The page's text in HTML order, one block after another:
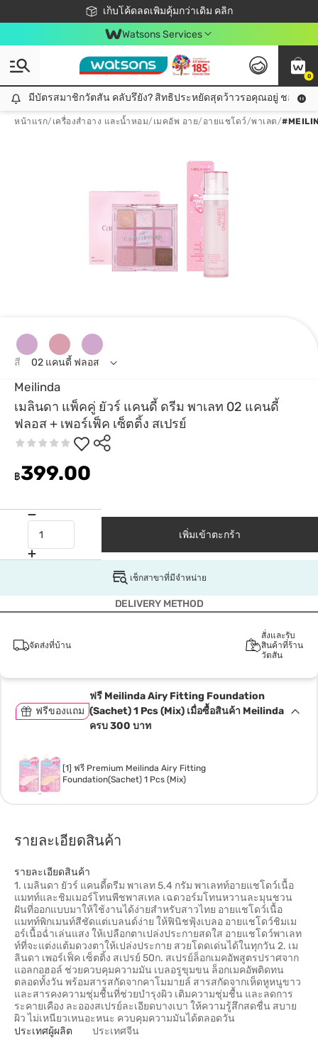
เก็บโค้ดลดเพิ่มคุ้มกว่าเดิม คลิก
ชอปออนไลน์ครั้งแรก ลดเพิ่มจุก ๆ 10%! 🎉
📦ส่งฟรี! เมื่อชอป 499฿
สมาชิกวัตสัน คลับดียังไง?
Watsons Services
0
มีบัตรสมาชิกวัตสัน คลับรึยัง? สิทธิประหยัดสุดว้าวรอคุณอยู่ ชอปคุ้มกว่าเดิม คลิก!
มีบัตรสมาชิกวัตสัน คลับรึยัง? สิทธิประหยัดสุดว้าวรอคุณอยู่ ชอปคุ้มก
หน้าแรก/ เครื่องสำอาง และน้ำหอม/ เมคอัพ อาย/ อายแชโดว์/พาเลต/
Meilinda
เมลินดา แพ็คคู่ ยัวร์ แคนดี้ ดรีม พาเลท 02 แคนดี้
ฟลอส + เพอร์เฟ็ค เซ็ตติ้ง สเปรย์
฿399.00
สี 02 แคนดี้ ฟลอส
เพิ่มเข้าตะกร้า
เช็กสาขาที่มีจำหน่าย
DELIVERY METHOD
จัดส่งที่บ้าน
สั่งและรับ
สินค้าที่ร้าน
วัตสัน
ฟรีของแถม
ฟรี Meilinda Airy Fitting Foundation
(Sachet) 1 Pcs (Mix) เมื่อซื้อสินค้า Meilinda
ครบ 300 บาท
[1] ฟรี Premium Meilinda Airy Fitting
Foundation(Sachet) 1 Pcs (Mix)
รายละเอียดสินค้า
รายละเอียดสินค้า
1. เมลินดา ยัวร์ แคนดี้ดรีม พาเลท 5.4 กรัม พาเลทท์อายแชโดว์เนื้อ
แมทท์และชิมเมอร์โทนพีชพาสเทล เฉดวอร์มโทนหวานละมุนชวน
ฝันที่ออกแบบมาให้ใช้งานได้ง่ายสำหรับสาวไทย อายแชโดว์เนื้อ
แมทท์พิกเมนท์สีชัดแต่เบลนด์ง่าย ให้ฟินิชฟุ้งเบลอ อายแชโดว์ชิมเม
อร์เนื้อฉ่ำเล่นแสง ให้เปลือกตาเปล่งประกายสดใส อายแชโดว์พาเลท
ท์ที่จะแต่งแต้มดวงตาให้เปล่งประกาย สวยโดดเด่นได้ในทุกวัน 2. เม
ลินดา เพอร์เฟ็ค เซ็ตติ้ง สเปรย์ 50ก. สเปรย์ล็อกเมคอัพสูตรปราศจาก
แอลกอฮอล์ ช่วยควบคุมความมัน เบลอรูขุมขน ล็อกเมคอัพติดทน
ตลอดทั้งวัน พร้อมสารสกัดจากคาโมมายล์ สารสกัดจากเห็ดหูหนูขาว
และสารคงความชุ่มชื้นที่ช่วยบำรุงผิว เติมความชุ่มชื้น และลดการ
ระคายเคือง ละอองสเปรย์ละเอียดบางเบา ให้ความรู้สึกสดชื่น สบาย
ผิว ไม่เหนียวเหนอะหนะ ควบคุมความมันได้ตลอดวัน
ประเทศผู้ผลิต
ประเทศจีน